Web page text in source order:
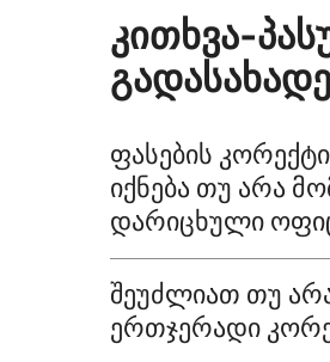
ფასების
იქნება თუ არა
დარიცხული
შეუძლიათ თუ
ერთჯერადი